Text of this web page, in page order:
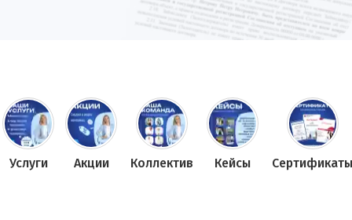
Услуги Акции Коллектив Кейсы Сертификаты